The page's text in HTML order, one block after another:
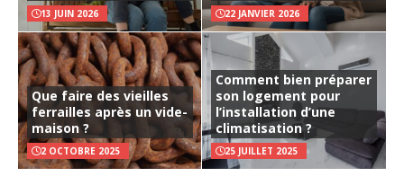
13 JUIN 2026 22 JANVIER 2026
Que faire des vieilles
ferrailles après un vide-
maison ?
2 OCTOBRE 2025
Comment bien préparer
son logement pour
l’installation d’une
climatisation ?
25 JUILLET 2025